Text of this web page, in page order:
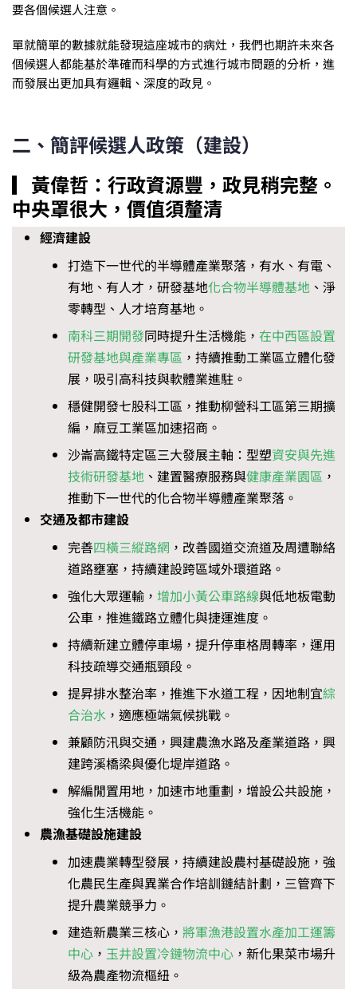
要各個候選人注意。
單就簡單的數據就能發現這座城市的病灶，我們也期許未來各
個候選人都能基於準確而科學的方式進行城市問題的分析，進
而發展出更加具有邏輯、深度的政見。
二、簡評候選人政策（建設）
▎黃偉哲：行政資源豐，政見稍完整。
中央罩很大，價值須釐清
經濟建設
打造下一世代的半導體產業聚落，有水、有電、
有地、有人才，研發基地化合物半導體基地 、淨
零轉型、人才培育基地。
南科三期開發同時提升生活機能， 在中西區設置
研發基地與產業專區 ，持續推動工業區立體化發
展，吸引高科技與軟體業進駐。
穩健開發七股科工區，推動柳營科工區第三期擴
編，麻豆工業區加速招商。
沙崙高鐵特定區三大發展主軸：型塑資安與先進
技術研發基地 、建置醫療服務與健康產業園區 ，
推動下一世代的化合物半導體產業聚落。
交通及都市建設
完善四橫三縱路網 ，改善國道交流道及周遭聯絡
道路壅塞，持續建設跨區域外環道路。
強化大眾運輸， 增加小黃公車路線與低地板電動
公車，推進鐵路立體化與捷運進度。
持續新建立體停車場，提升停車格周轉率，運用
科技疏導交通瓶頸段。
提昇排水整治率，推進下水道工程，因地制宜綜
合治水 ，適應極端氣候挑戰。
兼顧防汛與交通，興建農漁水路及產業道路，興
建跨溪橋梁與優化堤岸道路。
解編閒置用地，加速市地重劃，增設公共設施，
強化生活機能。
農漁基礎設施建設
加速農業轉型發展，持續建設農村基礎設施，強
化農民生產與異業合作培訓鏈結計劃，三管齊下
提升農業競爭力。
建造新農業三核心， 將軍漁港設置水產加工運籌
中心 ， 玉井設置冷鏈物流中心 ，新化果菜市場升
級為農產物流樞紐。